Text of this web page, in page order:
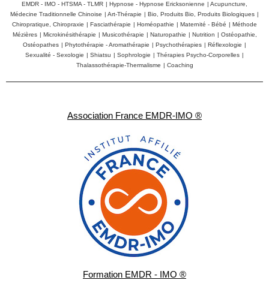
Association France EMDR-IMO ®
Formation EMDR - IMO ®
EMDR - IMO - HTSMA - TLMR | Hypnose - Hypnose Ericksonienne | Acupuncture,
Médecine Traditionnelle Chinoise | Art-Thérapie | Bio, Produits Bio, Produits Biologiques |
Chiropratique, Chiropraxie | Fasciathérapie | Homéopathie | Maternité - Bébé | Méthode
Mézières | Microkinésithérapie | Musicothérapie | Naturopathie | Nutrition | Ostéopathie,
Ostéopathes | Phytothérapie - Aromathérapie | Psychothérapies | Réflexologie |
Sexualité - Sexologie | Shiatsu | Sophrologie | Thérapies Psycho-Corporelles |
Thalassothérapie-Thermalisme | Coaching